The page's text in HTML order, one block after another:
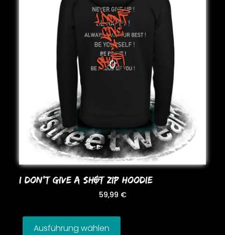
I DoN’T GIVE A SHOT ZIP HooDIE
59,99 €
Ausführung wählen